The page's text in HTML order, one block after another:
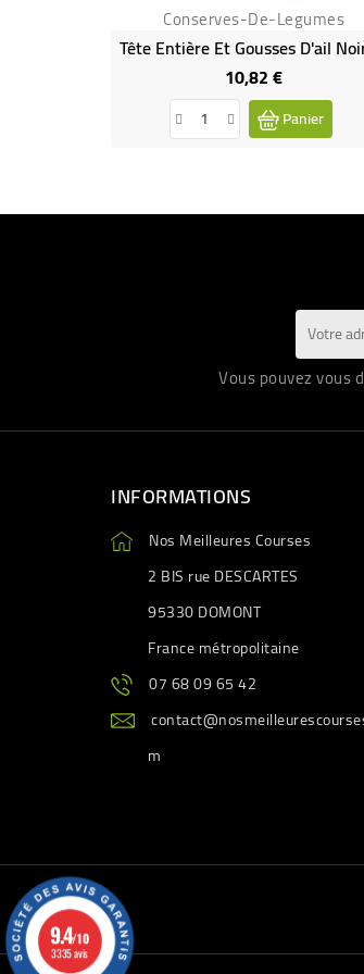
Conserves-De-Legumes
10,82 €Prix
Panier
Vous pouvez vous
INFORMATIONS
Nos Meilleures Courses
2 BIS rue DESCARTES
95330 DOMONT
France métropolitaine
07 68 09 65 42
m
9.4/10
3335 avis